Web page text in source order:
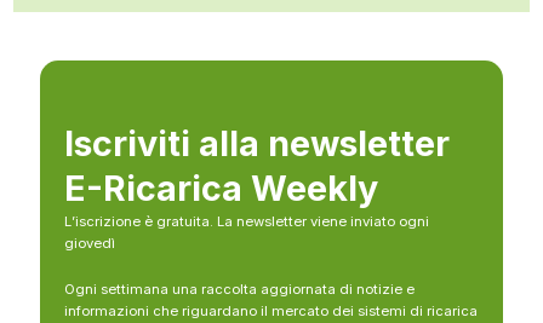
Iscriviti alla newsletter
E-Ricarica Weekly
L’iscrizione è gratuita. La newsletter viene inviato ogni
giovedì
Ogni settimana una raccolta aggiornata di notizie e
informazioni che riguardano il mercato dei sistemi di ricarica